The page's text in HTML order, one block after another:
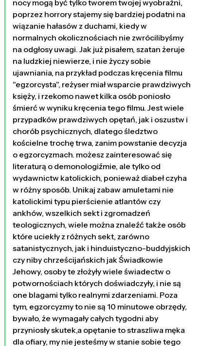
nocy mogą być tylko tworem twojej wyobraźni,
poprzez horrory stajemy się bardziej podatni na
wiązanie hałasów z duchami, kiedy w
normalnych okolicznościach nie zwrócilibyśmy
na odgłosy uwagi. Jak już pisałem, szatan żeruje
na ludzkiej niewierze, i nie życzy sobie
ujawniania, na przykład podczas kręcenia filmu
"egzorcysta", reżyser miał wsparcie prawdziwych
księży, i rzekomo nawet kilka osób poniosło
śmierć w wyniku kręcenia tego filmu. Jest wiele
przypadków prawdziwych opętań, jak i oszustw i
chorób psychicznych, dlatego śledztwo
kościelne trochę trwa, zanim powstanie decyzja
o egzorcyzmach. możesz zainteresować się
literaturą o demonologiźmie, ale tylko od
wydawnictw katolickich, ponieważ diabeł czyha
w różny sposób. Unikaj zabaw amuletami nie
katolickimi typu pierścienie atlantów czy
ankhów, wszelkich sekt i zgromadzeń
teologicznych, wiele można znaleźć także osób
które uciekły z różnych sekt, zarówno
satanistycznych, jak i hinduistyczno-buddyjskich
czy niby chrześcijańskich jak Świadkowie
Jehowy, osoby te złożyły wiele świadectw o
potwornościach których doświadczyły, i nie są
one blagami tylko realnymi zdarzeniami. Poza
tym, egzorcyzmy to nie są 10 minutowe obrzędy,
bywało, że wymagały całych tygodni aby
przyniosły skutek,a opętanie to straszliwa męka
dla ofiary, my nie jesteśmy w stanie sobie tego